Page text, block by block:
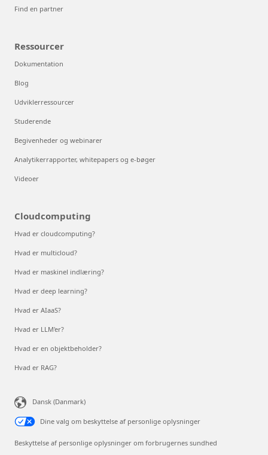
Find en partner
Ressourcer
Dokumentation
Blog
Udviklerressourcer
Studerende
Begivenheder og webinarer
Analytikerrapporter, whitepapers og e-bøger
Videoer
Cloudcomputing
Hvad er cloudcomputing?
Hvad er multicloud?
Hvad er maskinel indlæring?
Hvad er deep learning?
Hvad er AIaaS?
Hvad er LLM'er?
Hvad er en objektbeholder?
Hvad er RAG?
Dansk (Danmark)
Dine valg om beskyttelse af personlige oplysninger
Beskyttelse af personlige oplysninger om forbrugernes sundhed